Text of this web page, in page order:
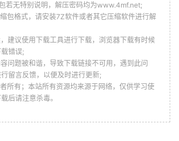
若无特别说明，解压密码均为www.4mf.net;
包格式，请安装7Z软件或者其它压缩软件进行解
建议使用下载工具进行下载，浏览器下载有时候
错误;
问题被和谐，导致下载链接不可用，遇到此问
留言反馈，以便及时进行更新;
所有；本站所有资源均来源于网络，仅供学习使
后请注意杀毒。